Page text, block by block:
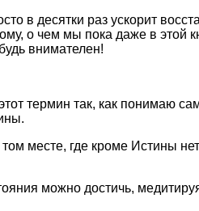
в десятки раз ускорит
о чем мы пока даже в этой
внимателен!
термин так, как понимаю
месте, где кроме Истины
можно достичь,